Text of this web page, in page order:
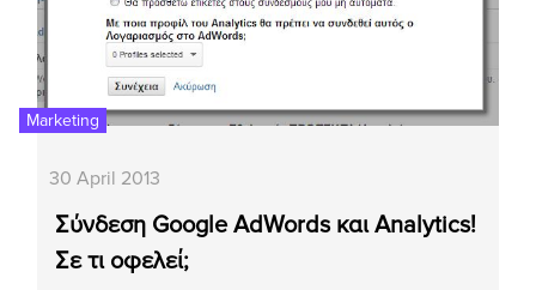
Marketing
30 April 2013
Σύνδεση Google AdWords και Analytics!
Σε τι οφελεί;